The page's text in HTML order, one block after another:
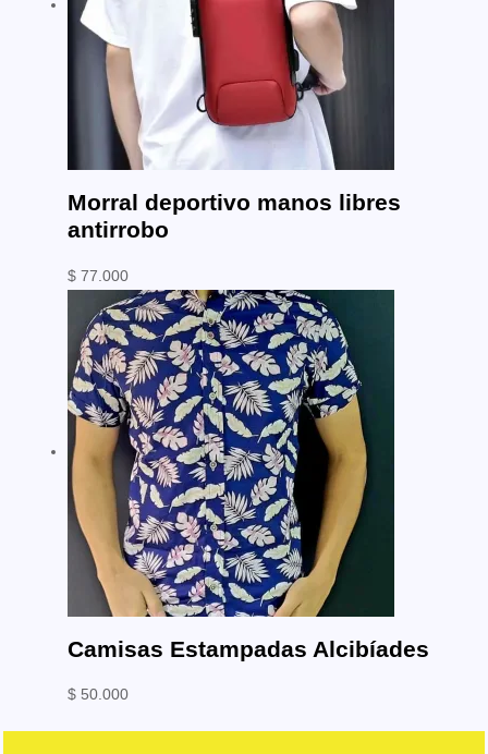
Morral deportivo manos libres
antirrobo
$ 77.000
Camisas Estampadas Alcibíades
$ 50.000